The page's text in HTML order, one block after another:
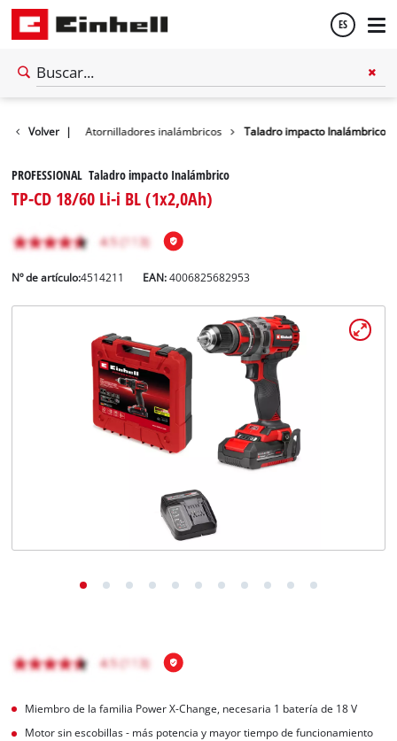
ES
Volver | Atornilladores inalámbricos Taladro impacto Inalámbrico
PROFESSIONAL Taladro impacto Inalámbrico
TP-CD 18/60 Li-i BL (1x2,0Ah)
Nº de artículo:4514211 EAN:4006825682953
Miembro de la familia Power X-Change, necesaria 1 batería de 18 V
Motor sin escobillas - más potencia y mayor tiempo de funcionamiento